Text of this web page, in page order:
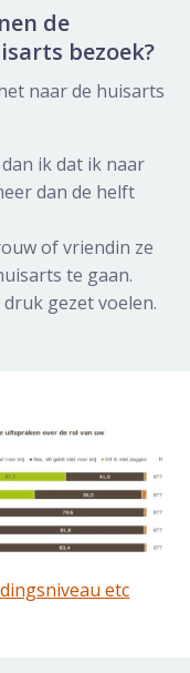
de
bezoek?
naar de huisarts
ik dat ik naar
dan de helft
of vriendin ze
te gaan.
gezet voelen.
etc